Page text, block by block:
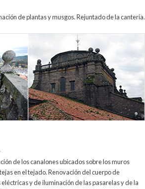
de plantas y musgos. Rejuntado de la cantería.
de los canalones ubicados sobre los muros
en el tejado. Renovación del cuerpo de
y de iluminación de las pasarelas y de la